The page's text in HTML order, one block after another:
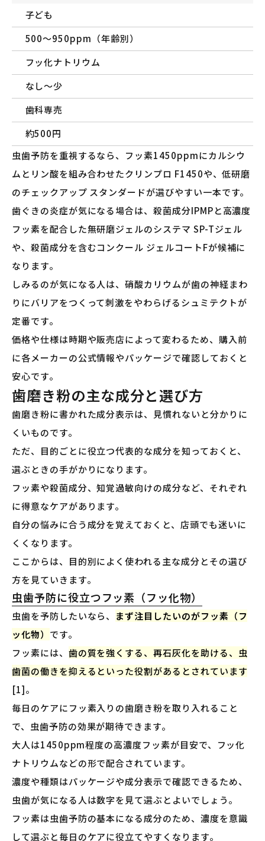
子ども
500〜950ppm（年齢別）
フッ化ナトリウム
なし〜少
歯科専売
約500円
虫歯予防を重視するなら、フッ素1450ppmにカルシウ
ムとリン酸を組み合わせたクリンプロ F1450や、低研磨
のチェックアップ スタンダードが選びやすい一本です。
歯ぐきの炎症が気になる場合は、殺菌成分IPMPと高濃度
フッ素を配合した無研磨ジェルのシステマ SP-Tジェル
や、殺菌成分を含むコンクール ジェルコートFが候補に
なります。
しみるのが気になる人は、硝酸カリウムが歯の神経まわ
りにバリアをつくって刺激をやわらげるシュミテクトが
定番です。
価格や仕様は時期や販売店によって変わるため、購入前
に各メーカーの公式情報やパッケージで確認しておくと
安心です。
歯磨き粉の主な成分と選び方
歯磨き粉に書かれた成分表示は、見慣れないと分かりに
くいものです。
ただ、目的ごとに役立つ代表的な成分を知っておくと、
選ぶときの手がかりになります。
フッ素や殺菌成分、知覚過敏向けの成分など、それぞれ
に得意なケアがあります。
自分の悩みに合う成分を覚えておくと、店頭でも迷いに
くくなります。
ここからは、目的別によく使われる主な成分とその選び
方を見ていきます。
虫歯予防に役立つフッ素（フッ化物）
虫歯を予防したいなら、 まず注目したいのがフッ素（フ
ッ化物） です。
フッ素には、 歯の質を強くする、再石灰化を助ける、虫
歯菌の働きを抑えるといった役割があるとされています
[1]。
毎日のケアにフッ素入りの歯磨き粉を取り入れること
で、虫歯予防の効果が期待できます。
大人は1450ppm程度の高濃度フッ素が目安で、フッ化
ナトリウムなどの形で配合されています。
濃度や種類はパッケージや成分表示で確認できるため、
虫歯が気になる人は数字を見て選ぶとよいでしょう。
フッ素は虫歯予防の基本になる成分のため、濃度を意識
して選ぶと毎日のケアに役立てやすくなります。